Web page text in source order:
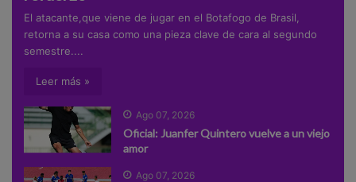
El atacante,que viene de jugar en el Botafogo de Brasil,
retorna a su casa como una pieza clave de cara al segundo
semestre....
Leer más »
Ago 07, 2026
Oficial: Juanfer Quintero vuelve a un viejo
amor
Ago 07, 2026